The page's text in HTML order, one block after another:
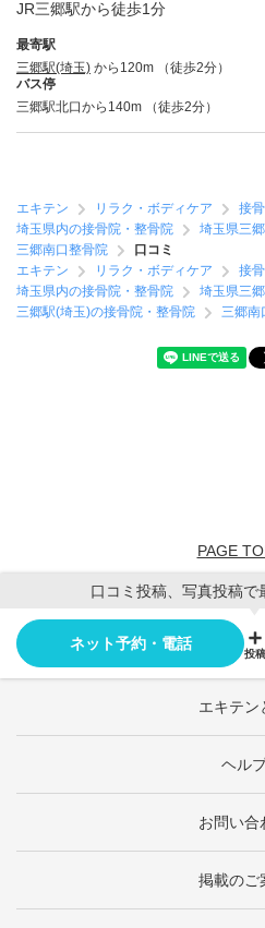
JR三郷駅から徒歩1分
最寄駅
三郷駅(埼玉) から120m （徒歩2分）
バス停
三郷駅北口から140m （徒歩2分）
エキテン リラク・ボディケア
接
埼玉県内の接骨院・整骨院
埼玉県三
三郷南口整骨院
口コミ
エキテン
リラク・ボディケア
接
埼玉県内の接骨院・整骨院
埼玉県三
三郷駅(埼玉)の接骨院・整骨院
三郷南
PAGE
口コミ投稿、写真投稿で
ネット予約・電話
投稿
エキテン
ヘル
お問い合
掲載のご